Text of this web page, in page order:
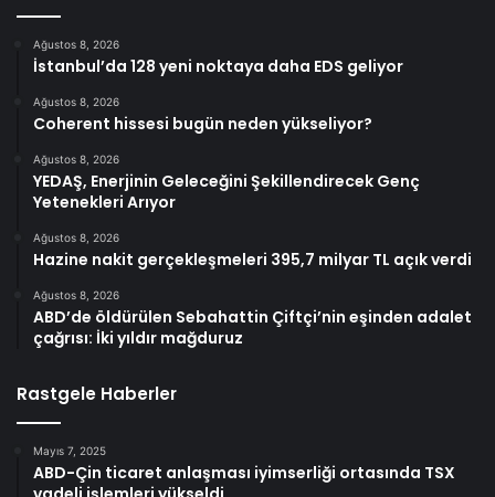
Ağustos 8, 2026
İstanbul’da 128 yeni noktaya daha EDS geliyor
Ağustos 8, 2026
Coherent hissesi bugün neden yükseliyor?
Ağustos 8, 2026
YEDAŞ, Enerjinin Geleceğini Şekillendirecek Genç
Yetenekleri Arıyor
Ağustos 8, 2026
Hazine nakit gerçekleşmeleri 395,7 milyar TL açık verdi
Ağustos 8, 2026
ABD’de öldürülen Sebahattin Çiftçi’nin eşinden adalet
çağrısı: İki yıldır mağduruz
Rastgele Haberler
Mayıs 7, 2025
ABD-Çin ticaret anlaşması iyimserliği ortasında TSX